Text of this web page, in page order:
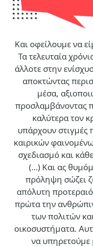
Και οφείλουμε να
Τα τελευταία
άλλοτε στην
αποκτώντας
μέσα,
προσλαμβάνοντας
καλύτερα τον
υπάρχουν
καιρικών
σχεδιασμό και
(…) Και ας
πρόληψη σώζει
απόλυτη
πρώτα την
των πολιτών
οικοσυστήματα.
να υπηρετούμε